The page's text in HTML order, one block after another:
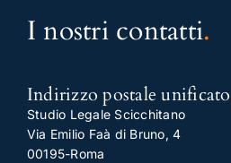
I nostri contatti.
Indirizzo postale unificato
Studio Legale Scicchitano
Via Emilio Faà di Bruno, 4
00195-Roma